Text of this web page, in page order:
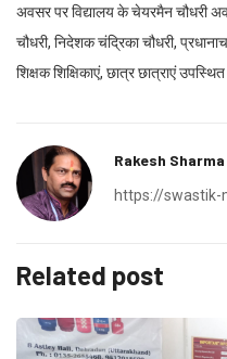
अवसर पर विद्यालय के चेयरमैन चौधरी
चौधरी, निदेशक चंद्रिका चौधरी,
शिक्षक शिक्षिकाएं, छात्र छात्राएं
Rakesh Sharma
https://swastik-
Related post